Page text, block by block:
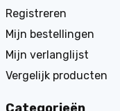
Registreren
Mijn bestellingen
Mijn verlanglijst
Vergelijk producten